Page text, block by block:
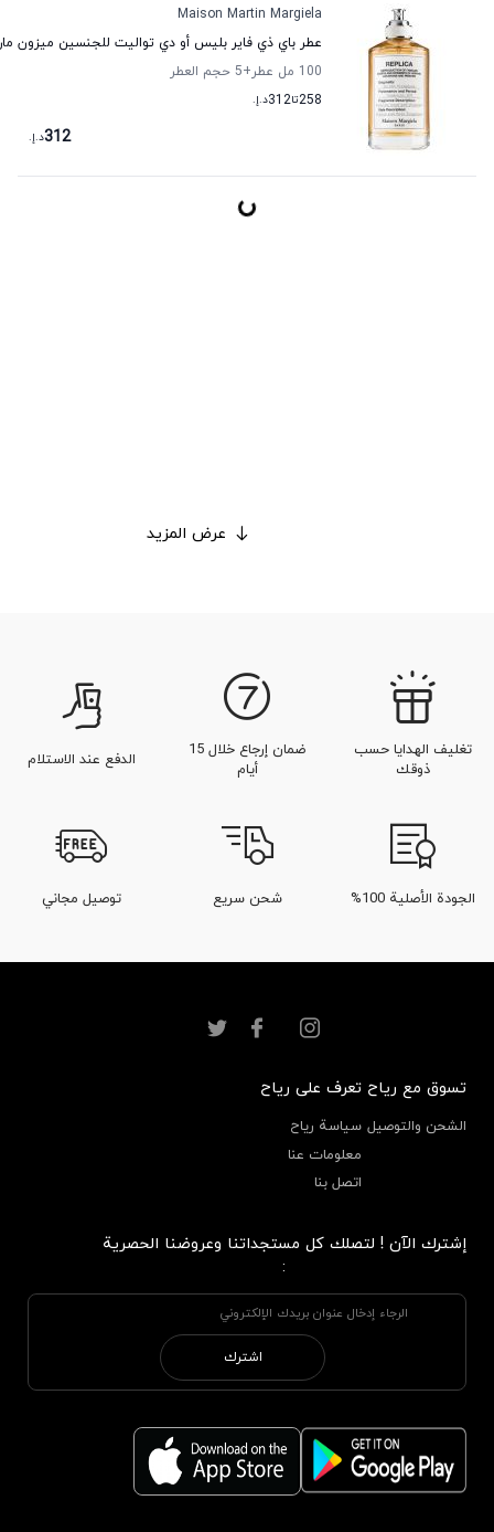
Maison Martin Margiela
عطر باي ذي فاير بليس أو دي تواليت للجنسين ميزون
100 مل عطر
+5
حجم العطر
258تا312د.إ.
312د.إ.
عرض المزيد
تغليف الهدايا حسب
ذوقك
ضمان إرجاع خلال 15
أيام
الدفع عند الاستلام
الجودة الأصلية 100% شحن سريع توصيل مجاني
تسوق مع رياح
الشحن والتوصيل
تعرف على رياح
سياسة رياح
معلومات عنا
اتصل بنا
إشترك الآن ! لتصلك كل مستجداتنا وعروضنا الحصرية
:
اشترك